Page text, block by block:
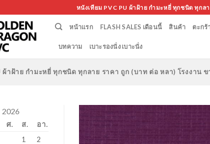
หนังเทียม PVC PU ผ้าฝ้าย กำมะหยี่ ทุกชนิด ทุกล
หน้าแรก FLASH SALES เดือนนี้ สินค้า ตะกร้
บทความ เบาะรองนั่ง เบาะนั่ง
ผ้าฝ้าย กำมะหยี่ ทุกชนิด ทุกลาย ราคา ถูก (บาท ต่อ หลา) โรงงาน
ศ. ส.
อา.
1
2